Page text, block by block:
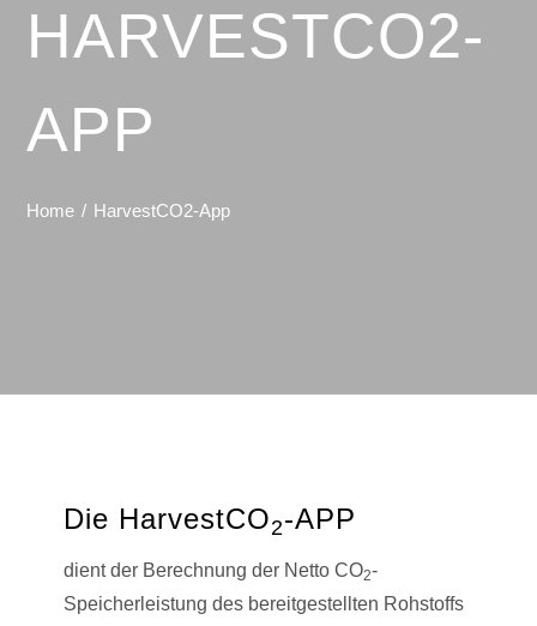
HARVESTCO2-
APP
Home HarvestCO2-App
Die HarvestCO2-APP
dient der Berechnung der Netto CO2-
Speicherleistung des bereitgestellten Rohstoffs